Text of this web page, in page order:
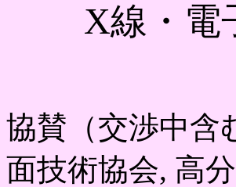
X線・電
協賛（交渉中
面技術協会, 高